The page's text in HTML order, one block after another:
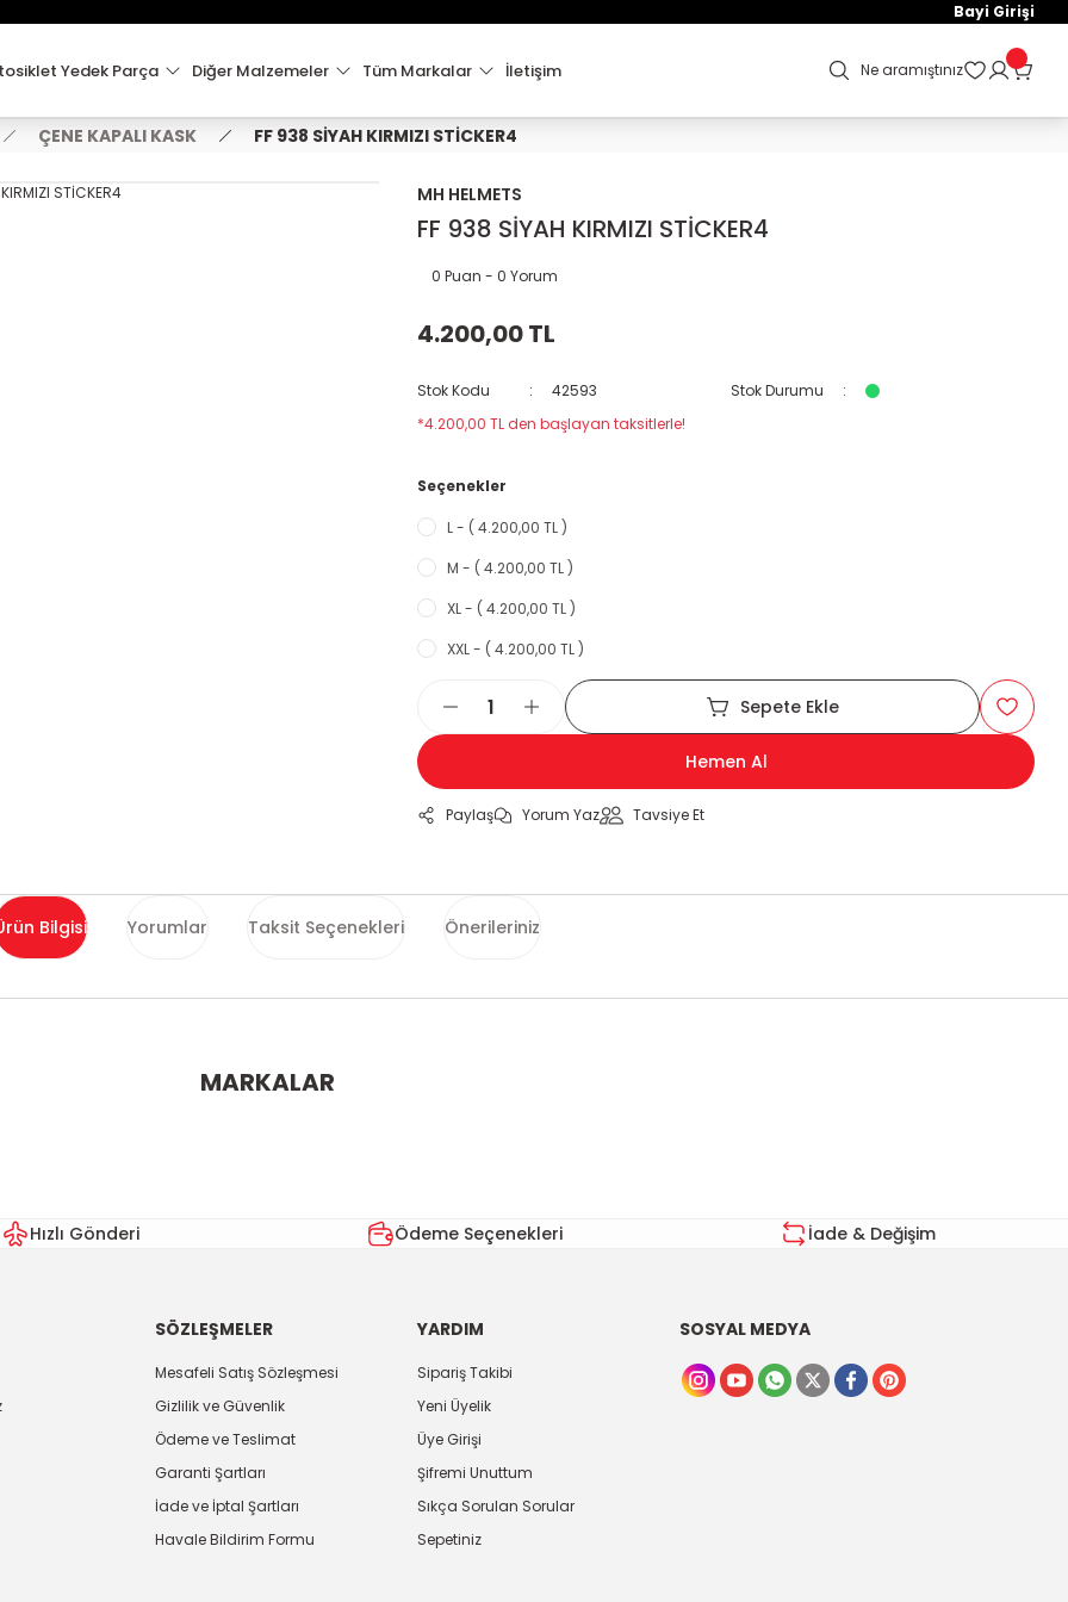
2000 TL VE ÜZERİ KARGO ÜCRETSİZ !
Bayi Girişi
Yedek Parça Diğer Malzemeler Tüm Markalar İletişim Ne aramıştınız
ÇENE KAPALI KASK FF 938 SİYAH KIRMIZI STİCKER4
MH HELMETS
FF 938 SİYAH KIRMIZI STİCKER4
0 Puan - 0 Yorum
4.200,00 TL
Stok Kodu 42593
Stok Durumu
*4.200,00 TL den başlayan taksitlerle!
Seçenekler
L - ( 4.200,00 TL )
M - ( 4.200,00 TL )
XL - ( 4.200,00 TL )
XXL - ( 4.200,00 TL )
Sepete Ekle
Hemen Al
Paylaş Yorum Yaz Tavsiye Et
Bilgisi Yorumlar Taksit Seçenekleri Önerileriniz
Bu ürüne ilk yorumu siz yapın!
MARKALAR
Hızlı Gönderi Ödeme Seçenekleri İade & Değişim
SÖZLEŞMELER
Mesafeli Satış Sözleşmesi
Gizlilik ve Güvenlik
Ödeme ve Teslimat
Garanti Şartları
İade ve İptal Şartları
Havale Bildirim Formu
YARDIM
Sipariş Takibi
Yeni Üyelik
Üye Girişi
Şifremi Unuttum
Sıkça Sorulan Sorular
Sepetiniz
SOSYAL MEDYA